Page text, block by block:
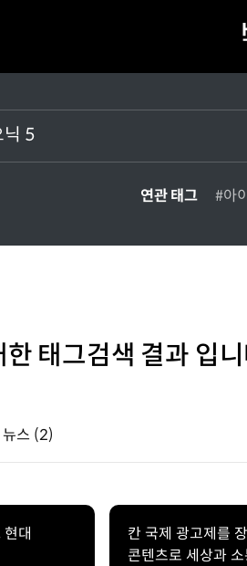
연관 태그 #아
한 태그검색 결과 입
뉴스 (2)
대
칸 국제 광고제를
콘텐츠로 세상과